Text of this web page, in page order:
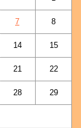
7 8
14 15
21 22
28 29